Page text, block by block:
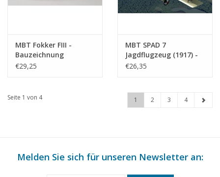
MBT Fokker FIII -
Bauzeichnung
Maßstab 1 : 30
€29,25
MBT SPAD 7
Jagdflugzeug (1917) -
Bauzeichnung
€26,35
Seite 1 von 4 1 2 3 4
Melden Sie sich für unseren Newsletter an: